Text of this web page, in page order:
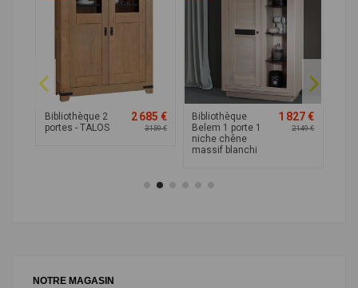
Bibliothèque 2
portes - TALOS
2 685 €
3 159 €
Bibliothèque
Belem 1 porte 1
niche chêne
massif blanchi
1 827 €
2 149 €
NOTRE MAGASIN